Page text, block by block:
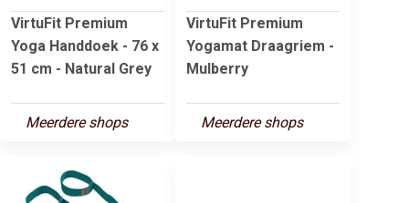
VirtuFit Premium
Yoga Handdoek - 76 x
51 cm - Natural Grey
Meerdere shops
VirtuFit Premium
Yogamat Draagriem -
Mulberry
Meerdere shops